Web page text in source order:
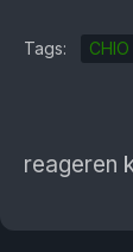
Tags:
reageren